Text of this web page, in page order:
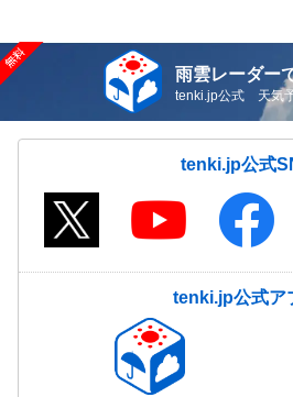
雨雲レーダー
tenki.jp公式 天気
tenki.jp公式
tenki.jp公式ア